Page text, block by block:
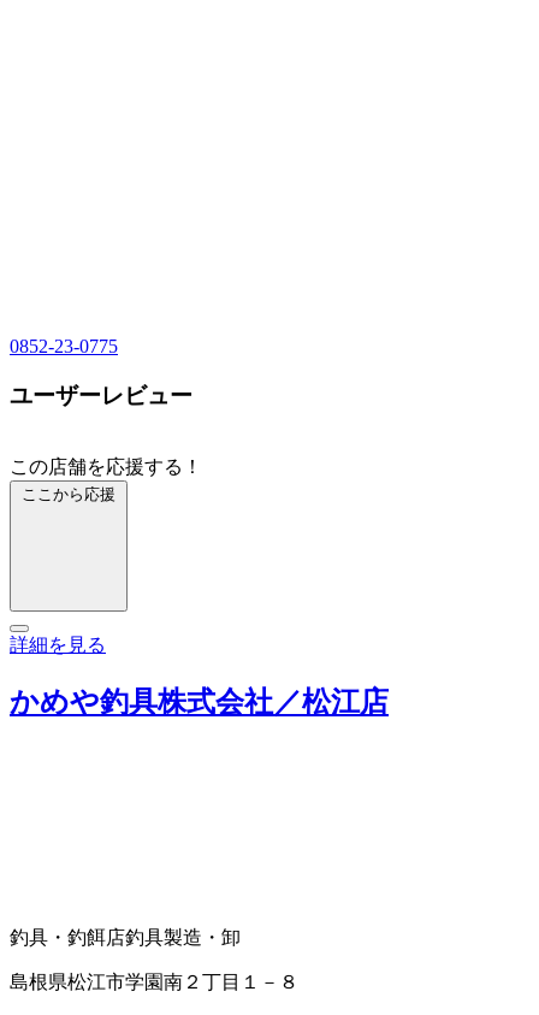
0852-23-0775
ユーザーレビュー
この店舗を応援する！
ここから応援
詳細を見る
かめや釣具株式会社／松江店
釣具・釣餌店釣具製造・卸
島根県松江市学園南２丁目１－８